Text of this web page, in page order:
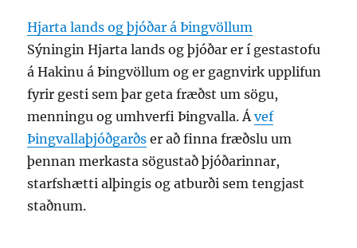
Hjarta lands og þjóðar á Þingvöllum
Sýningin Hjarta lands og þjóðar er í gestastofu
á Hakinu á Þingvöllum og er gagnvirk upplifun
fyrir gesti sem þar geta fræðst um sögu,
menningu og umhverfi Þingvalla. Ávef
Þingvallaþjóðgarðs er að finna fræðslu um
þennan merkasta sögustað þjóðarinnar,
starfshætti alþingis og atburði sem tengjast
staðnum.